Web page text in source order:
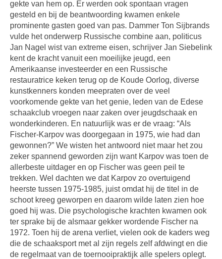
gekte van hem op. Er werden ook spontaan vragen
gesteld en bij de beantwoording kwamen enkele
prominente gasten goed van pas. Dammer Ton Sijbrands
vulde het onderwerp Russische combine aan, politicus
Jan Nagel wist van extreme eisen, schrijver Jan Siebelink
kent de kracht vanuit een moeilijke jeugd, een
Amerikaanse investeerder en een Russische
restauratrice keken terug op de Koude Oorlog, diverse
kunstkenners konden meepraten over de veel
voorkomende gekte van het genie, leden van de Edese
schaakclub vroegen naar zaken over jeugdschaak en
wonderkinderen. En natuurlijk was er de vraag: “Als
Fischer-Karpov was doorgegaan in 1975, wie had dan
gewonnen?” We wisten het antwoord niet maar het zou
zeker spannend geworden zijn want Karpov was toen de
allerbeste uitdager en op Fischer was geen peil te
trekken. Wel dachten we dat Karpov zo overtuigend
heerste tussen 1975-1985, juist omdat hij de titel in de
schoot kreeg geworpen en daarom wilde laten zien hoe
goed hij was. Die psychologische krachten kwamen ook
ter sprake bij de alsmaar gekker wordende Fischer na
1972. Toen hij de arena verliet, vielen ook de kaders weg
die de schaaksport met al zijn regels zelf afdwingt en die
de regelmaat van de toernooipraktijk alle spelers oplegt.